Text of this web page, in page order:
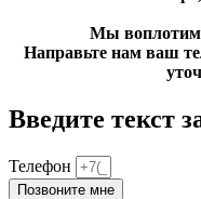
Мы воплотим
Направьте нам ваш
Введите текст
Телефон
Позвоните мне